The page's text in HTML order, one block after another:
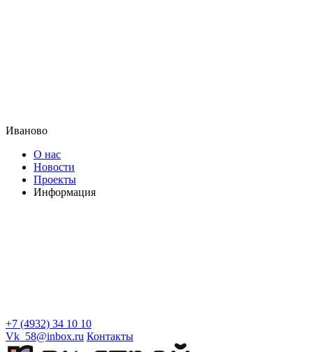
Иваново
О нас
Новости
Проекты
Информация
+7 (4932) 34 10 10
Vk_58@inbox.ru Контакты